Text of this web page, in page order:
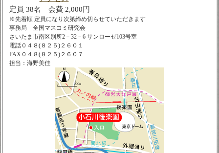
定員 38名 会費 2,000円
※先着順 定員になり次第締め切らせていただきます
事務局 全国マスコミ研究会
さいたま市南区別所2－32－6 サンローゼ103号室
電話０４８(８２５)２６０１
FAX０４８(８２５)２６０７
担当：海野美佳